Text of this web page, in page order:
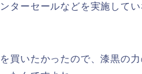
ターセールなどを実施して
買いたかったので、漆黒の